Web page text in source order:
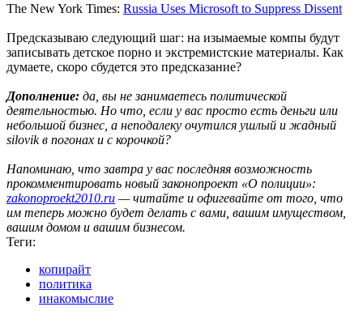
The New York Times: Russia Uses Microsoft to Suppress Dissent
Предсказываю следующий шаг: на изымаемые компы будут
записывать детское порно и экстремистские материалы. Как
думаете, скоро сбудется это предсказание?
Дополнение: да, вы не занимаетесь политической
деятельностью. Но что, если у вас просто есть деньги или
небольшой бизнес, а неподалеку очутился ушлый и жадный
silovik в погонах и с корочкой?
Напоминаю, что завтра у вас последняя возможность
прокомментировать новый законопроект «О полиции»:
zakonoproekt2010.ru — читайте и офигевайте от того, что
им теперь можно будет делать с вами, вашим имуществом,
вашим домом и вашим бизнесом.
Теги:
копирайт
политика
инакомыслие